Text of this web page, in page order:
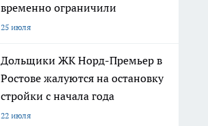
временно ограничили
25 июля
Дольщики ЖК Норд-Премьер в
Ростове жалуются на остановку
стройки с начала года
22 июля